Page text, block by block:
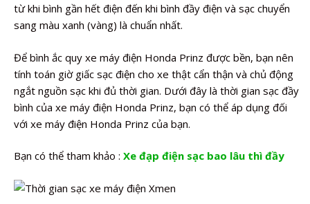
từ khi bình gần hết điện đến khi bình đầy điện và sạc chuyển
sang màu xanh (vàng) là chuẩn nhất.
Để bình ắc quy xe máy điện Honda Prinz được bền, bạn nên
tính toán giờ giấc sạc điện cho xe thật cẩn thận và chủ động
ngắt nguồn sạc khi đủ thời gian. Dưới đây là thời gian sạc đầy
bình của xe máy điện Honda Prinz, bạn có thể áp dụng đối
với xe máy điện Honda Prinz của bạn.
Bạn có thể tham khảo : Xe đạp điện sạc bao lâu thì đầy